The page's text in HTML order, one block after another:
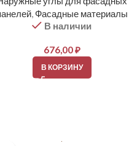
, Фасадные материалы
В наличии
676,00₽
В КОРЗИНУ